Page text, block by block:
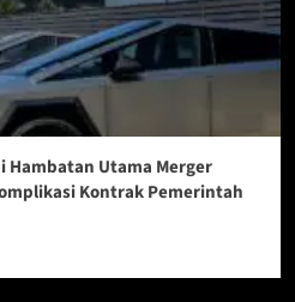
Hambatan Utama Merger
Kontrak Pemerintah